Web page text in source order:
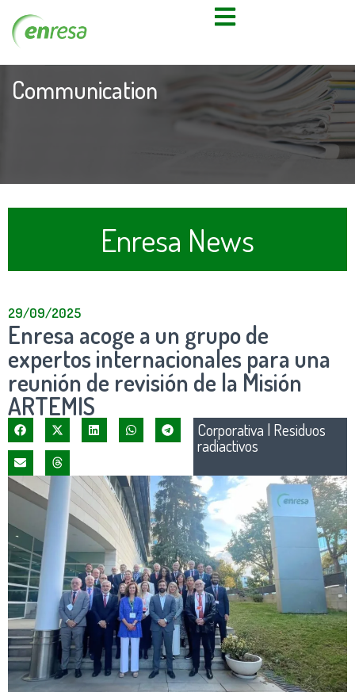
Communication
Enresa News
29/09/2025
Enresa acoge a un grupo de
expertos internacionales para una
reunión de revisión de la Misión
ARTEMIS
Corporativa | Residuos
radiactivos